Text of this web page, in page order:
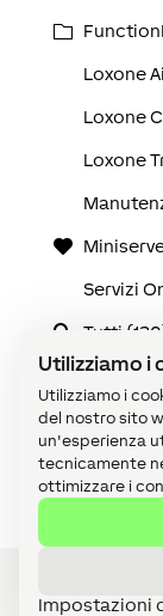
Utilizziamo i
Utilizziamo i
del nostro sito
un'esperienza
tecnicamente
ottimizzare i
Impostazioni
Loxone
Loxone
Loxone
Servizi
Tutti
Use
Video